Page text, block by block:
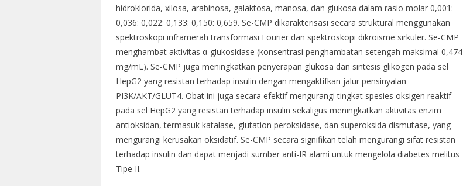
hidroklorida, xilosa, arabinosa, galaktosa, manosa, dan glukosa dalam rasio molar 0,001:
0,036: 0,022: 0,133: 0,150: 0,659. Se-CMP dikarakterisasi secara struktural menggunakan
spektroskopi inframerah transformasi Fourier dan spektroskopi dikroisme sirkuler. Se-CMP
menghambat aktivitas α-glukosidase (konsentrasi penghambatan setengah maksimal 0,474
mg/mL). Se-CMP juga meningkatkan penyerapan glukosa dan sintesis glikogen pada sel
HepG2 yang resistan terhadap insulin dengan mengaktifkan jalur pensinyalan
PI3K/AKT/GLUT4. Obat ini juga secara efektif mengurangi tingkat spesies oksigen reaktif
pada sel HepG2 yang resistan terhadap insulin sekaligus meningkatkan aktivitas enzim
antioksidan, termasuk katalase, glutation peroksidase, dan superoksida dismutase, yang
mengurangi kerusakan oksidatif. Se-CMP secara signifikan telah mengurangi sifat resistan
terhadap insulin dan dapat menjadi sumber anti-IR alami untuk mengelola diabetes melitus
Tipe II.